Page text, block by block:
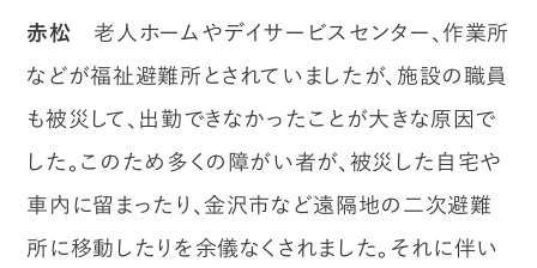
赤松 老人ホームやデイサービスセンター、作業所
などが福祉避難所とされていましたが、施設の職員
も被災して、出勤できなかったことが大きな原因で
した。このため多くの障がい者が、被災した自宅や
車内に留まったり、金沢市など遠隔地の二次避難
所に移動したりを余儀なくされました。それに伴い